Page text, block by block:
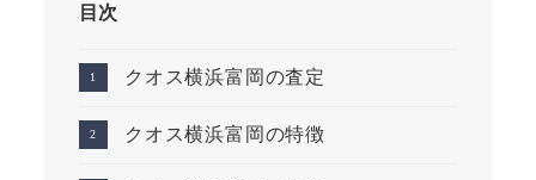
目次
クオス横浜富岡の査定
クオス横浜富岡の特徴